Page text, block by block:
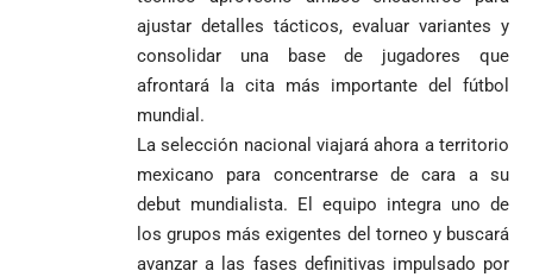
ajustar detalles tácticos, evaluar variantes y
consolidar una base de jugadores que
afrontará la cita más importante del fútbol
mundial.
La selección nacional viajará ahora a territorio
mexicano para concentrarse de cara a su
debut mundialista. El equipo integra uno de
los grupos más exigentes del torneo y buscará
avanzar a las fases definitivas impulsado por